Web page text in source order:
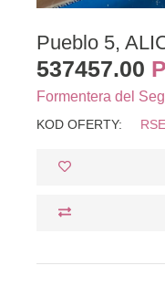
Pueblo 5,
537457.00
Formentera del
KOD OFERTY: